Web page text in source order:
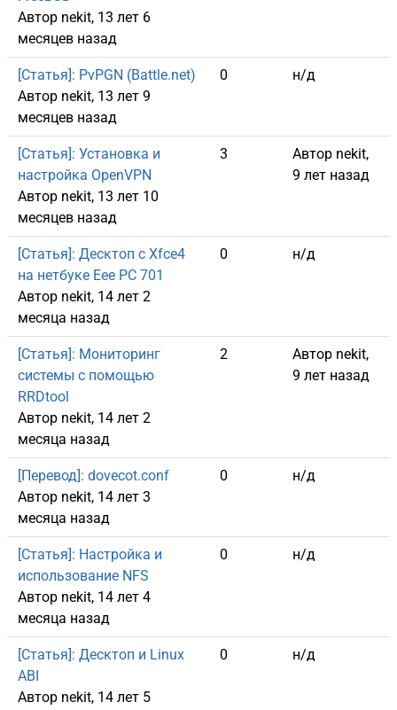
Автор nekit, 13 лет 6
месяцев назад
Обычная тема
[Статья]: PvPGN (Battle.net)
Автор nekit, 13 лет 9
месяцев назад
0 н/д
Обычная тема
[Статья]: Установка и
настройка OpenVPN
Автор nekit, 13 лет 10
месяцев назад
3 Автор nekit,
9 лет назад
Обычная тема
[Статья]: Десктоп с Xfce4
на нетбуке Eee PC 701
Автор nekit, 14 лет 2
месяца назад
0 н/д
Обычная тема
[Статья]: Мониторинг
системы с помощью
RRDtool
Автор nekit, 14 лет 2
месяца назад
2 Автор nekit,
9 лет назад
Обычная тема
[Перевод]: dovecot.conf
Автор nekit, 14 лет 3
месяца назад
0 н/д
Обычная тема
[Статья]: Настройка и
использование NFS
Автор nekit, 14 лет 4
месяца назад
0 н/д
Обычная тема
[Статья]: Десктоп и Linux
ABI
Автор nekit, 14 лет 5
0 н/д